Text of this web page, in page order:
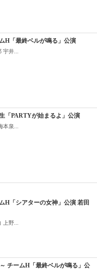
H「最終ベルが鳴る」公演
井...
「PARTYが始まるよ」公演
泉...
H「シアターの女神」公演 若田
野...
チームH「最終ベルが鳴る」公